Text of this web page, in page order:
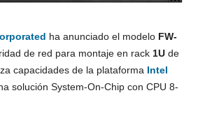
ha anunciado el modelo FW-
de red para montaje en rack 1U de
capacidades de la plataforma Intel
solución System-On-Chip con CPU 8-